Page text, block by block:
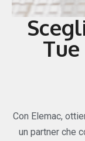
Con Elemac,
un partner che